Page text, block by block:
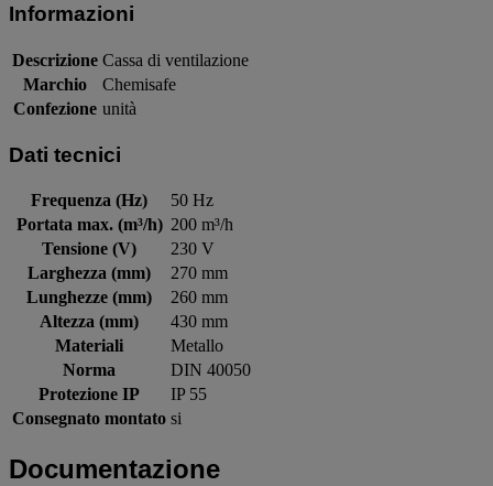
Informazioni
Descrizione Cassa di ventilazione
Marchio
Chemisafe
Confezione unità
Dati tecnici
Frequenza (Hz)
50 Hz
Portata max. (m³/h) 200 m³/h
Tensione (V)
230 V
Larghezza (mm)
270 mm
Lunghezze (mm)
260 mm
Altezza (mm)
430 mm
Materiali
Metallo
Norma
DIN 40050
Protezione IP
IP 55
Consegnato montato si
Documentazione